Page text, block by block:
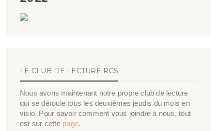
LE CLUB DE LECTURE RCS
Nous avons maintenant notre propre club de lecture
qui se déroule tous les deuxièmes jeudis du mois en
visio. Pour savoir comment vous joindre à nous, tout
est sur cette page.